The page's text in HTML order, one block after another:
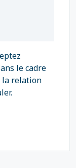
le cadre
la relation